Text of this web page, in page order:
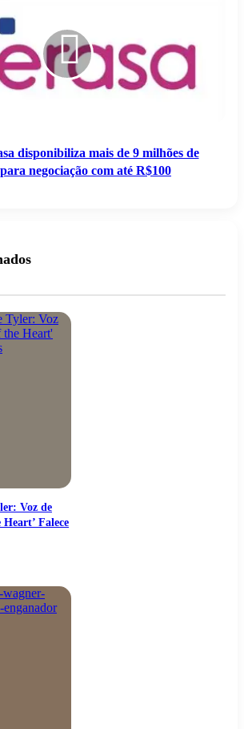
disponibiliza mais de 9 milhões de
negociação com até R$100
Voz de
Falece